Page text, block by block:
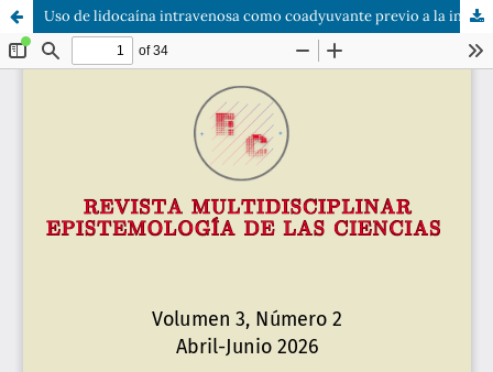
Uso de lidocaína intravenosa como coadyuvante previo a la intubación en pacientes con traumatismo craneoencefálico: una scoping review de la evidencia disponible